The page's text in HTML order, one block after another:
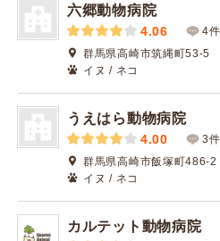
六郷動物病院
4.06
4件
群馬県高崎市筑縄町53-5
イヌ / ネコ
うえはら動物病院
4.00
3件
群馬県高崎市飯塚町486-2
イヌ / ネコ
カルテット動物病院